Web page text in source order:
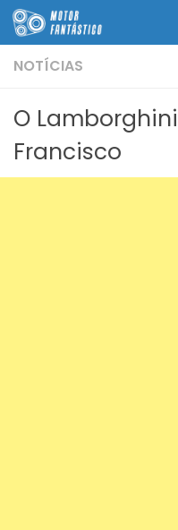
Skip to content
NOTÍCIAS
O
Francisco